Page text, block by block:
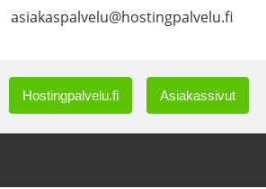
asiakaspalvelu@hostingpalvelu.fi
Hostingpalvelu.fi Asiakassivut